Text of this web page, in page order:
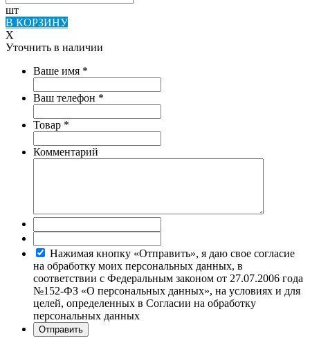
шт
В КОРЗИНУ
X
Уточнить в наличии
Ваше имя *
Ваш телефон *
Товар *
Комментарий
Нажимая кнопку «Отправить», я даю свое согласие
на обработку моих персональных данных, в
соответствии с Федеральным законом от 27.07.2006 года
№152-ФЗ «О персональных данных», на условиях и для
целей, определенных в Согласии на обработку
персональных данных